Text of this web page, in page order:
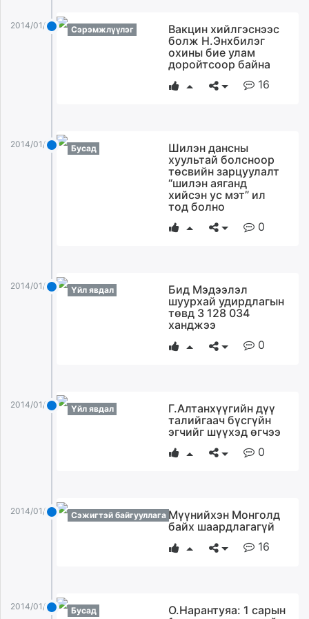
isee.mn
tvmongolia.mn
2014/01/02 Сэрэмжлүүлэг
Вакцин хийлгэснээс
болж Н.Энхбилэг
охины бие улам
доройтсоор байна
16
2014/01/02 Бусад
Шилэн дансны
хуультай болсноор
төсвийн зарцуулалт
“шилэн аяганд
хийсэн ус мэт” ил
тод болно
0
2014/01/02 Үйл явдал
Бид Мэдээлэл
шуурхай удирдлагын
төвд 3 128 034
ханджээ
0
2014/01/02 Үйл явдал
Г.Алтанхүүгийн дүү
талийгаач бүсгүйн
эгчийг шүүхэд өгчээ
0
2014/01/02 Сэжигтэй байгууллага Мүүнийхэн Монголд
байх шаардлагагүй
16
2014/01/02 Бусад
О.Нарантуяа: 1 сарын